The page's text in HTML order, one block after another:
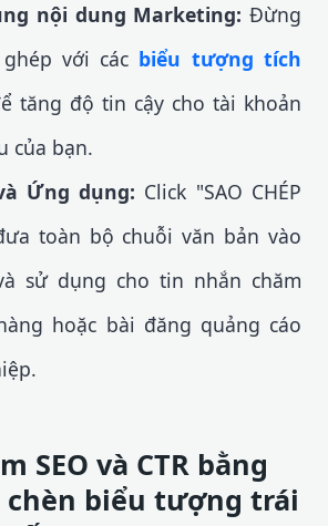
nội dung Marketing: Đừng
với các biểu tượng tích
tăng độ tin cậy cho tài khoản
của bạn.
Ứng dụng: Click "SAO CHÉP
toàn bộ chuỗi văn bản vào
sử dụng cho tin nhắn chăm
hoặc bài đăng quảng cáo
SEO và CTR bằng
biểu tượng trái